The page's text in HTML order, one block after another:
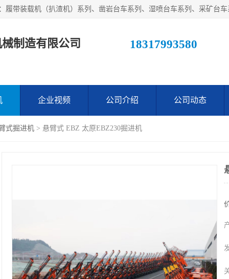
制造有限公司 18317993580
企业视频 公司介绍 公司动态
式掘进机 > 悬臂式 EBZ 太原EBZ230掘进机